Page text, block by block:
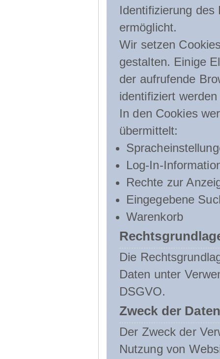
Identifizierung
ermöglicht.
Wir setzen
gestalten. Einige
der aufrufende
identifiziert
In den Cookies
übermittelt:
Log-In-
Rechte zur
Eingegebene
Warenkorb
Die
Daten unter
DSGVO.
Zweck der
Der Zweck der
Nutzung von